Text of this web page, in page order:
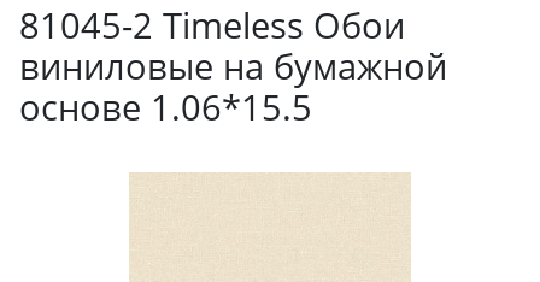
81045-2 Timeless Обои
виниловые на бумажной
основе 1.06*15.5